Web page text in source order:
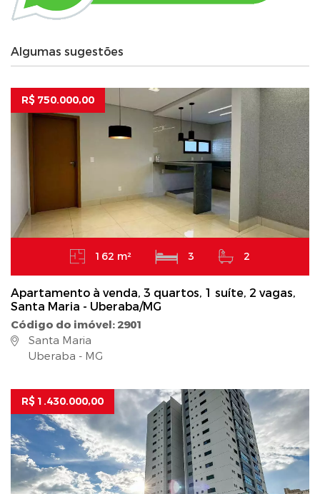
Algumas sugestões
R$ 750.000,00
162 m² 3 2
Apartamento à venda, 3 quartos, 1 suíte, 2 vagas,
Santa Maria - Uberaba/MG
Código do imóvel: 2901
Santa Maria
Uberaba - MG
R$ 1.430.000,00